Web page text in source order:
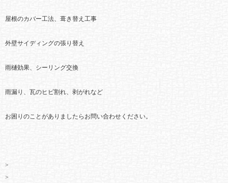
屋根のカバー工法、葺き替え工事
外壁サイディングの張り替え
雨樋効果、シーリング交換
雨漏り、瓦のヒビ割れ、剥がれなど
お困りのことがありましたらお問い合わせください。
>
>